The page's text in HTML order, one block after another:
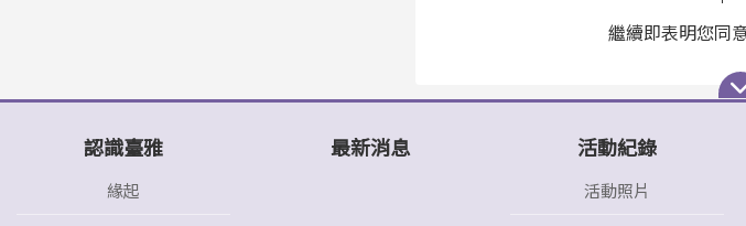
繼續即表明您同
認識臺雅
緣起
最新消息 活動紀錄
活動照片